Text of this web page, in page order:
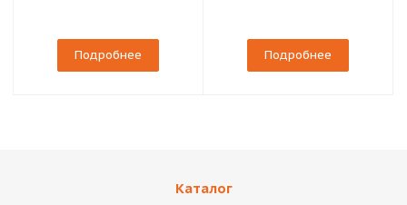
Подробнее Подробнее
Каталог